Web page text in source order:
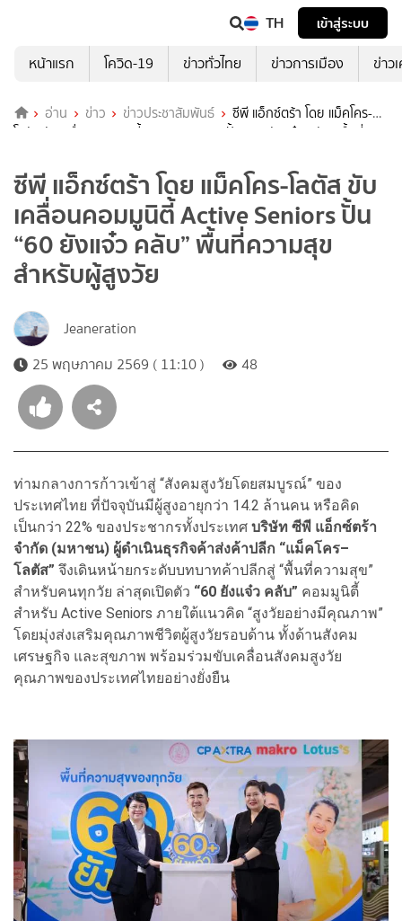
TH
เข้าสู่ระบบ
หน้าแรก
โควิด-19 ข่าวทั่วไทย ข่าวการเมือง ข่าว
อ่าน ข่าว ข่าวประชาสัมพันธ์
ซีพี แอ็กซ์ตร้า โดย แม็คโคร-
โลตัส ขับเคลื่อนคอมมูนิตี้ Active Seniors ปั้น “60 ยังแจ๋ว คลับ” พื้นที่
ซีพี แอ็กซ์ตร้า โดย แม็คโคร-โลตัส ขับ
เคลื่อนคอมมูนิตี้ Active Seniors ปั้น
“60 ยังแจ๋ว คลับ” พื้นที่ความสุข
สำหรับผู้สูงวัย
Jeaneration
25 พฤษภาคม 2569 ( 11:10 )
48
ท่ามกลางการก้าวเข้าสู่ “สังคมสูงวัยโดยสมบูรณ์” ของ
ประเทศไทย ที่ปัจจุบันมีผู้สูงอายุกว่า 14.2 ล้านคน หรือคิด
เป็นกว่า 22% ของประชากรทั้งประเทศ บริษัท ซีพี แอ็กซ์ตร้า
จำกัด (มหาชน) ผู้ดำเนินธุรกิจค้าส่งค้าปลีก “แม็คโคร–
โลตัส” จึงเดินหน้ายกระดับบทบาทค้าปลีกสู่ “พื้นที่ความสุข”
สำหรับคนทุกวัย ล่าสุดเปิดตัว “60 ยังแจ๋ว คลับ” คอมมูนิตี้
สำหรับ Active Seniors ภายใต้แนวคิด “สูงวัยอย่างมีคุณภาพ”
โดยมุ่งส่งเสริมคุณภาพชีวิตผู้สูงวัยรอบด้าน ทั้งด้านสังคม
เศรษฐกิจ และสุขภาพ พร้อมร่วมขับเคลื่อนสังคมสูงวัย
คุณภาพของประเทศไทยอย่างยั่งยืน